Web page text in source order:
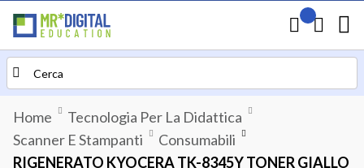
Carrello
Il mio
Search
Home
Tecnologia Per La Didattica
Scanner E Stampanti
Consumabili
RIGENERATO KYOCERA TK-8345Y TONER GIALLO